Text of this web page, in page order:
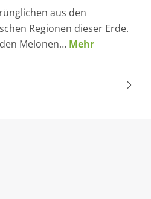
aus den
Regionen dieser Erde.
Melonen… Mehr